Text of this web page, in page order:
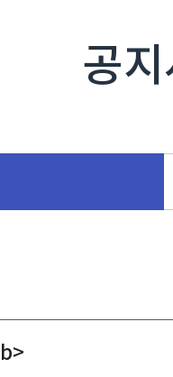
공